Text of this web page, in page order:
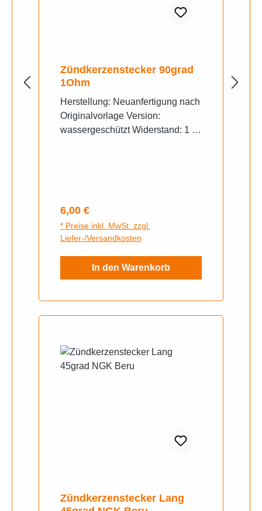
Zündkerzenstecker 90grad
1Ohm
Herstellung: Neuanfertigung nach
Originalvorlage Version:
wassergeschützt Widerstand: 1 K-
Regulärer Preis:
6,00 €
* Preise inkl. MwSt. zzgl.
Liefer-/Versandkosten
In den Warenkorb
Zündkerzenstecker Lang